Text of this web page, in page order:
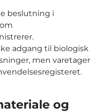
beslutning i
adgang til biologisk
men varetager
og